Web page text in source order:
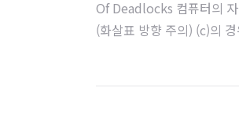
Of Deadlocks 컴퓨터의 자
(화살표 방향 주의) (c)의